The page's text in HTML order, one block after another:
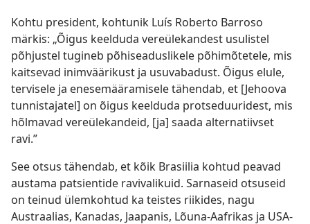
Kohtu president, kohtunik Luís Roberto Barroso
märkis: „Õigus keelduda vereülekandest usulistel
põhjustel tugineb põhiseaduslikele põhimõtetele, mis
kaitsevad inimväärikust ja usuvabadust. Õigus elule,
tervisele ja enesemääramisele tähendab, et [Jehoova
tunnistajatel] on õigus keelduda protseduuridest, mis
hõlmavad vereülekandeid, [ja] saada alternatiivset
ravi.”
See otsus tähendab, et kõik Brasiilia kohtud peavad
austama patsientide ravivalikuid. Sarnaseid otsuseid
on teinud ülemkohtud ka teistes riikides, nagu
Austraalias, Kanadas, Jaapanis, Lõuna-Aafrikas ja USA-